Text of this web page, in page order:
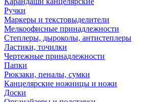
Ручки
Маркеры и текстовыделители
Мелкоофисные принадлежности
Степлеры, дыроколы, антистеплеры
Ластики, точилки
Чертежные принадлежности
Папки
Рюкзаки, пеналы, сумки
Канцелярские ножницы и ножи
Доски